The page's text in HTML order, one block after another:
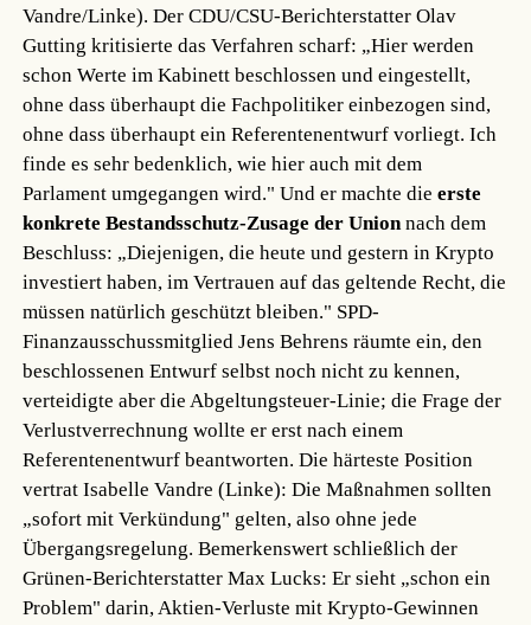
Vandre/Linke). Der CDU/CSU-Berichterstatter Olav
Gutting kritisierte das Verfahren scharf: „Hier werden
schon Werte im Kabinett beschlossen und eingestellt,
ohne dass überhaupt die Fachpolitiker einbezogen sind,
ohne dass überhaupt ein Referentenentwurf vorliegt. Ich
finde es sehr bedenklich, wie hier auch mit dem
Parlament umgegangen wird." Und er machte dieerste
konkrete Bestandsschutz-Zusage der Unionnach dem
Beschluss: „Diejenigen, die heute und gestern in Krypto
investiert haben, im Vertrauen auf das geltende Recht, die
müssen natürlich geschützt bleiben." SPD-
Finanzausschussmitglied Jens Behrens räumte ein, den
beschlossenen Entwurf selbst noch nicht zu kennen,
verteidigte aber die Abgeltungsteuer-Linie; die Frage der
Verlustverrechnung wollte er erst nach einem
Referentenentwurf beantworten. Die härteste Position
vertrat Isabelle Vandre (Linke): Die Maßnahmen sollten
„sofort mit Verkündung" gelten, also ohne jede
Übergangsregelung. Bemerkenswert schließlich der
Grünen-Berichterstatter Max Lucks: Er sieht „schon ein
Problem" darin, Aktien-Verluste mit Krypto-Gewinnen